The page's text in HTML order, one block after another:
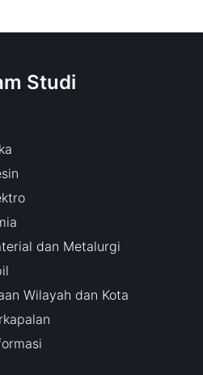
Studi
dan Metalurgi
Wilayah dan Kota